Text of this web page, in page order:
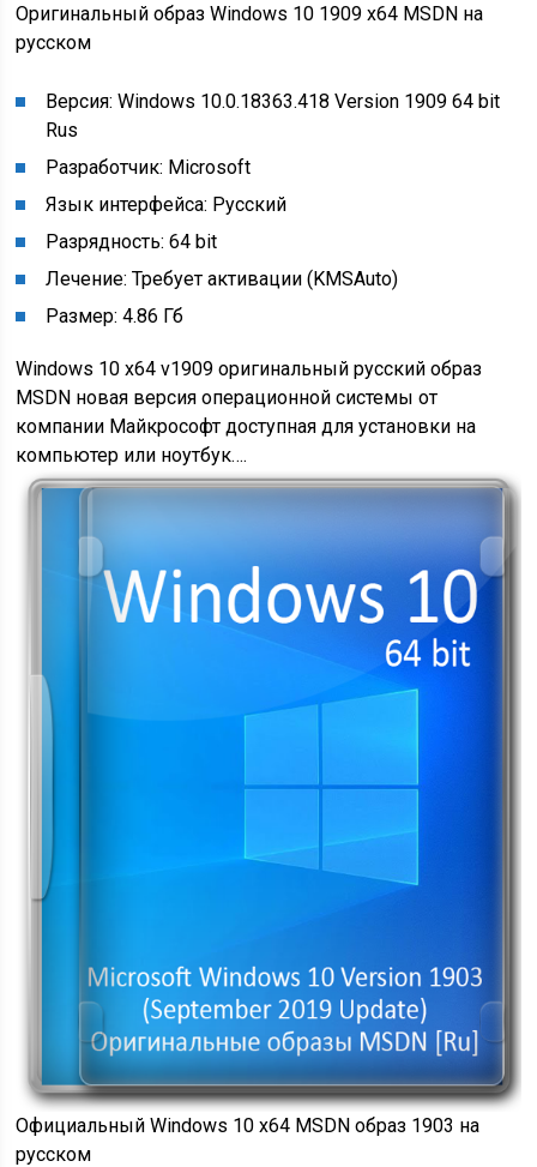
Оригинальный образ Windows 10 1909 x64 MSDN на
русском
Версия: Windows 10.0.18363.418 Version 1909 64 bit
Rus
Разработчик: Microsoft
Язык интерфейса: Русский
Разрядность: 64 bit
Лечение: Требует активации (KMSAuto)
Размер: 4.86 Гб
Windows 10 x64 v1909 оригинальный русский образ
MSDN новая версия операционной системы от
компании Майкрософт доступная для установки на
компьютер или ноутбук….
Официальный Windows 10 x64 MSDN образ 1903 на
русском